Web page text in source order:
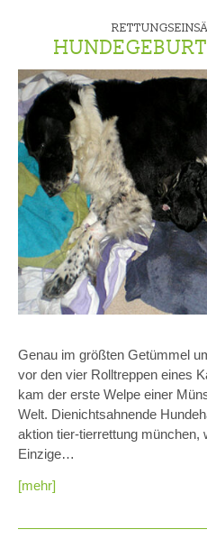
Genau im größten Getümmel
vor den vier Rolltreppen eines
kam der erste Welpe einer
Welt. Dienichtsahnende
aktion tier-tierrettung münchen,
Einzige…
[mehr]